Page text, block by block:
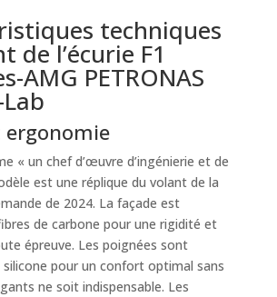
techniques
de l’écurie F1
AMG PETRONAS
ergonomie
« un chef d’œuvre d’ingénierie et de
est une réplique du volant de la
de 2024. La façade est
de carbone pour une rigidité et
épreuve. Les poignées sont
pour un confort optimal sans
ne soit indispensable. Les